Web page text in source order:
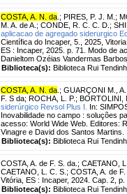
COSTA, A. N. da ; PIRES, P. J. M. ;
M. A. de A. ; CONDE, R. C. C. D. ;
aplicacao de agregado siderurgico
Científica do Incaper, 5., 2025,
ES : Incaper, 2025. p. 71. Modo de
Danieltom Ozéias Vandermas
Biblioteca(s): Biblioteca Rui
COSTA, A. N. da ; GUARÇONI M., A.
F. S da; ROCHA, L. P. ; BORTOLINI,
siderúrgico Revsol Plus I.
In:
Inovabilidade no campo : soluções
acesso: World Wide Web. Editores:
Vinagre e David dos Santos Martins.
Biblioteca(s): Biblioteca Rui
COSTA, A. de F. S. da. ; CAETANO,
CAETANO, L. C. S.; COSTA, A. de
Vitória, ES : Incaper, 2024. Cap. 2, p.
Biblioteca(s): Biblioteca Rui